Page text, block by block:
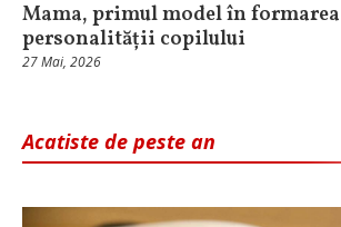
Mama, primul model în formarea
personalității copilului
27 Mai, 2026
Acatiste de peste an